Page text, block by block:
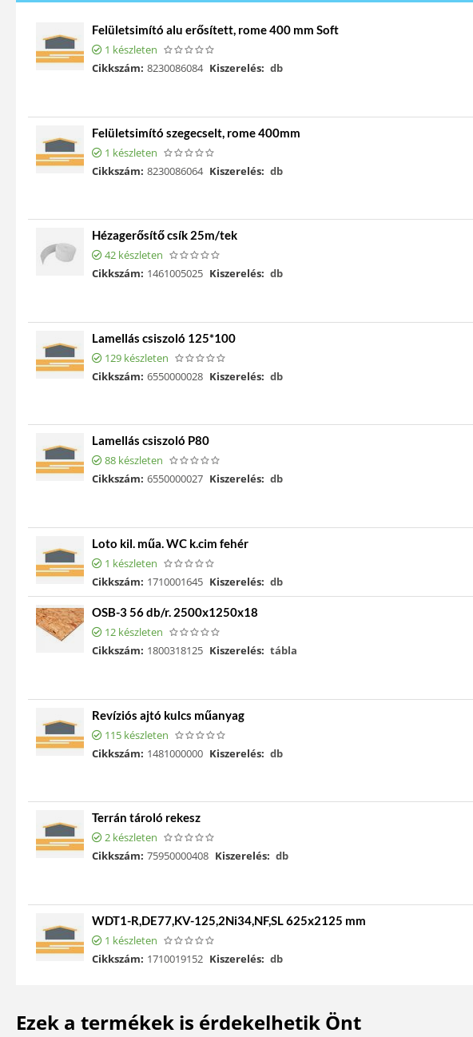
Felületsimító alu erősített, rome 400 mm Soft
1 készleten
Cikkszám: 8230086084 Kiszerelés: db
Felületsimító szegecselt, rome 400mm
1 készleten
Cikkszám: 8230086064 Kiszerelés: db
Hézagerősítő csík 25m/tek
42 készleten
Cikkszám: 1461005025 Kiszerelés: db
Lamellás csiszoló 125*100
129 készleten
Cikkszám: 6550000028 Kiszerelés: db
Lamellás csiszoló P80
88 készleten
Cikkszám: 6550000027 Kiszerelés: db
Loto kil. műa. WC k.cim fehér
1 készleten
Cikkszám: 1710001645 Kiszerelés: db
OSB-3 56 db/r. 2500x1250x18
12 készleten
Cikkszám: 1800318125 Kiszerelés: tábla
Revíziós ajtó kulcs műanyag
115 készleten
Cikkszám: 1481000000 Kiszerelés: db
Terrán tároló rekesz
2 készleten
Cikkszám: 75950000408 Kiszerelés: db
WDT1-R,DE77,KV-125,2Ni34,NF,SL 625x2125 mm
1 készleten
Cikkszám: 1710019152 Kiszerelés: db
Ezek a termékek is érdekelhetik Önt